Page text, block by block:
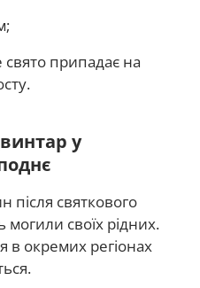
припадає на
у
після святкового
могили своїх рідних.
в окремих регіонах